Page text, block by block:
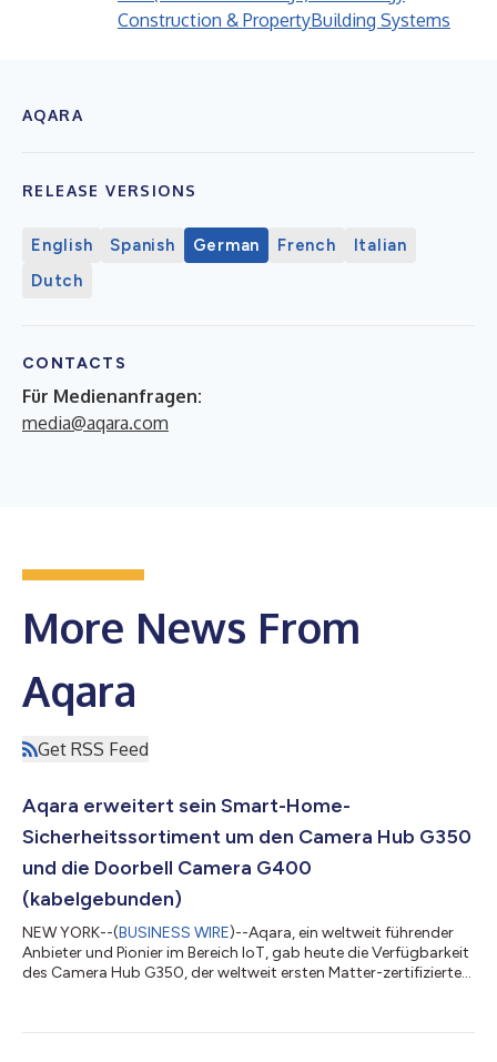
Construction & PropertyBuilding Systems
AQARA
RELEASE VERSIONS
English Spanish German French
Italian
Dutch
CONTACTS
Für Medienanfragen:
media@aqara.com
More News From
Aqara
Get RSS Feed
Aqara erweitert sein Smart-Home-
Sicherheitssortiment um den Camera Hub G350
und die Doorbell Camera G400
(kabelgebunden)
NEW YORK--(BUSINESS WIRE)--Aqara, ein weltweit führender
Anbieter und Pionier im Bereich IoT, gab heute die Verfügbarkeit
des Camera Hub G350, der weltweit ersten Matter-zertifizierten
Sicherheitsprodukten der nächsten Generation. Zusammen